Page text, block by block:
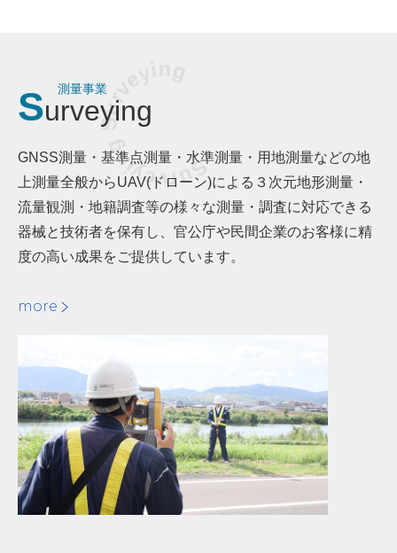
Surveying Surveying
Surveying
測量事業
GNSS測量・基準点測量・水準測量・用地測量などの地
上測量全般からUAV(ドローン)による３次元地形測量・
流量観測・地籍調査等の様々な測量・調査に対応できる
器械と技術者を保有し、官公庁や民間企業のお客様に精
度の高い成果をご提供しています。
more